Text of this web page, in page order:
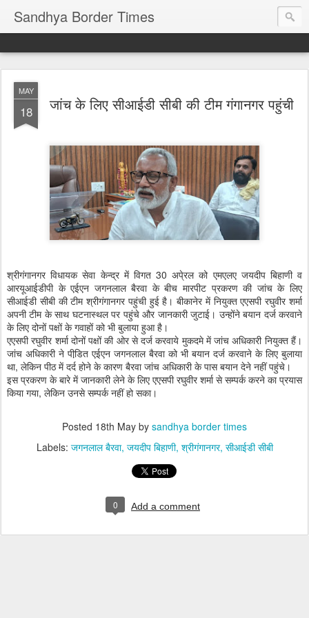
Sandhya Border Times
MAY
18 जांच के लिए सीआईडी सीबी की टीम गंगानगर पहुंची
श्रीगंगानगर विधायक सेवा केन्द्र में विगत 30 अपे्रल को एमएलए जयदीप बिहाणी व
आरयूआईडीपी के एईएन जगनलाल बैरवा के बीच मारपीट प्रकरण की जांच के लिए
सीआईडी सीबी की टीम श्रीगंगानगर पहुंची हुई है। बीकानेर में नियुक्त एएसपी रघुवीर शर्मा
अपनी टीम के साथ घटनास्थल पर पहुंचे और जानकारी जुटाई। उन्होंने बयान दर्ज करवाने
के लिए दोनों पक्षों के गवाहों को भी बुलाया हुआ है।
एएसपी रघुवीर शर्मा दोनों पक्षों की ओर से दर्ज करवाये मुकदमे में जांच अधिकारी नियुक्त हैं।
जांच अधिकारी ने पीडि़त एईएन जगनलाल बैरवा को भी बयान दर्ज करवाने के लिए बुलाया
था, लेकिन पीठ में दर्द होने के कारण बैरवा जांच अधिकारी के पास बयान देने नहीं पहुंचे।
इस प्रकरण के बारे में जानकारी लेने के लिए एएसपी रघुवीर शर्मा से सम्पर्क करने का प्रयास
किया गया, लेकिन उनसे सम्पर्क नहीं हो सका।
Posted 18th May by sandhya border times
Labels: जगनलाल बैरवा जयदीप बिहाणी श्रीगंगानगर सीआईडी सीबी
0 Add a comment